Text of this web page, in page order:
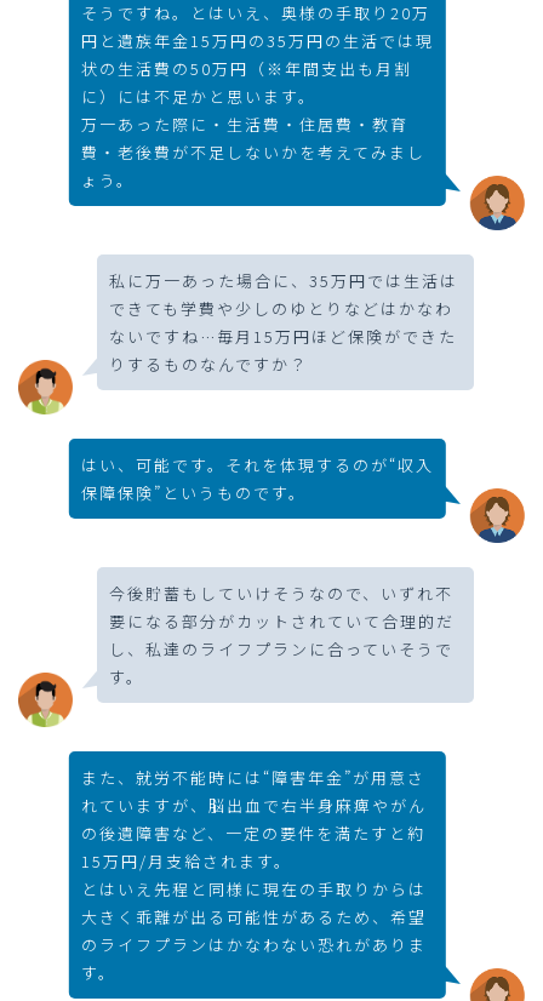
そうですね。とはいえ、奥様の手取り20万
円と遺族年金15万円の35万円の生活では現
状の生活費の50万円（※年間支出も月割
に）には不足かと思います。
万一あった際に・生活費・住居費・教育
費・老後費が不足しないかを考えてみまし
ょう。
私に万一あった場合に、35万円では生活は
できても学費や少しのゆとりなどはかなわ
ないですね…毎月15万円ほど保険ができた
りするものなんですか？
はい、可能です。それを体現するのが“収入
保障保険”というものです。
今後貯蓄もしていけそうなので、いずれ不
要になる部分がカットされていて合理的だ
し、私達のライフプランに合っていそうで
す。
また、就労不能時には“障害年金”が用意さ
れていますが、脳出血で右半身麻痺やがん
の後遺障害など、一定の要件を満たすと約
15万円/月支給されます。
とはいえ先程と同様に現在の手取りからは
大きく乖離が出る可能性があるため、希望
のライフプランはかなわない恐れがありま
す。